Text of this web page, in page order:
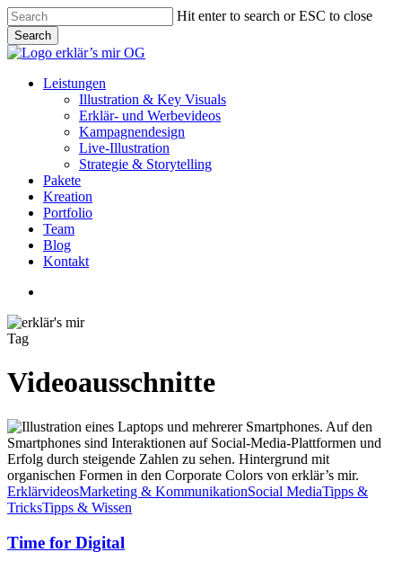
Skip
to
main
content
Hit enter to search or ESC to close
Search
Close
Menu
Leistungen
Illustration & Key Visuals
Erklär- und Werbevideos
Kampagnendesign
Live-Illustration
Strategie & Storytelling
Pakete
Kreation
Portfolio
Team
Blog
Kontakt
Tag
Videoausschnitte
Time
for
Digital
ErklärvideosMarketing & KommunikationSocial MediaTipps &
TricksTipps & Wissen
Time for Digital